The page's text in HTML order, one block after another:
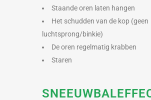
Staande oren laten hangen
Het schudden van de kop (geen
luchtsprong/binkie)
De oren regelmatig krabben
Staren